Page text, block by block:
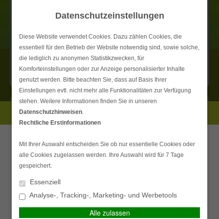
Versicherungen
Vorsorge
Service-Center
Kontakt
Menü
Mit uns sind Sie auf der
Wir bieten Ihnen einen umfangreichen Service, der Ihren
individuellen Bedürfnissen entspricht. Dabei haben wir
immer Ihre Wünsche und Bedürfnisse im Blick und
überprüfen fortlaufend die Leistungen der einzelnen
Versicherungsgesellschaften. Mit dieser objektiven
PERSÖNLICHE BERATUNG GEWÜNSCHT?
möchte Kontakt mit einem
Ich habe die
Erstinformation (PDF)
Datenschutzeinstellungen
Diese Website verwendet Cookies. Dazu zählen Cookies, die
essentiell für den Betrieb der Website notwendig sind, sowie solche,
die lediglich zu anonymen Statistikzwecken, für
Komforteinstellungen oder zur Anzeige personalisierter Inhalte
genutzt werden. Bitte beachten Sie, dass auf Basis Ihrer
Einstellungen evtl. nicht mehr alle Funktionalitäten zur Verfügung
stehen. Weitere Informationen finden Sie in unseren
Datenschutzhinweisen.
Rechtliche Erstinformationen
Mit Ihrer Auswahl entscheiden Sie ob nur essentielle Cookies oder
alle Cookies zugelassen werden. Ihre Auswahl wird für 7 Tage
gespeichert.
Essenziell
Analyse-, Tracking-, Marketing- und Werbetools
Alle zulassen